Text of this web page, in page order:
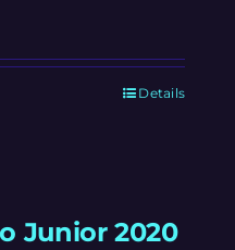
Details
Junior 2020